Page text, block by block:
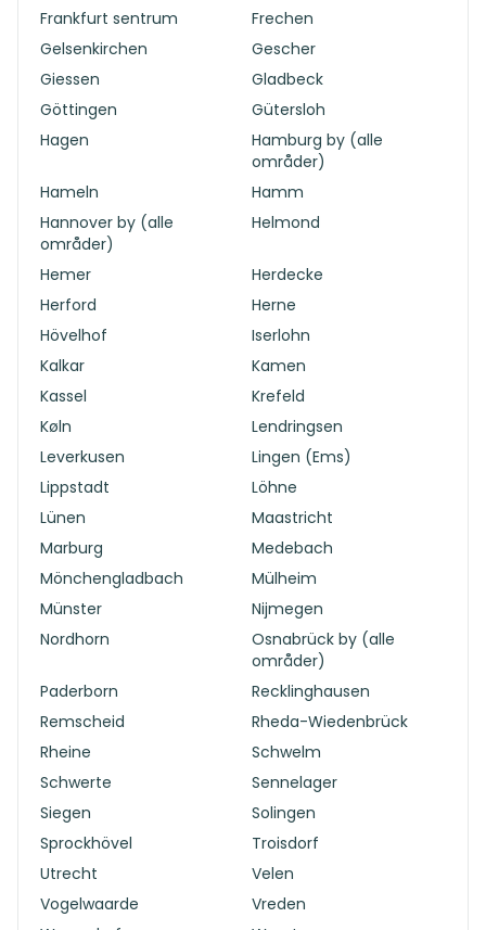
Frankfurt sentrum
Frechen
Gelsenkirchen
Gescher
Giessen
Gladbeck
Göttingen
Gütersloh
Hagen
Hamburg by (alle
områder)
Hameln
Hamm
Hannover by (alle
områder)
Helmond
Hemer
Herdecke
Herford
Herne
Hövelhof
Iserlohn
Kalkar
Kamen
Kassel
Krefeld
Køln
Lendringsen
Leverkusen
Lingen (Ems)
Lippstadt
Löhne
Lünen
Maastricht
Marburg
Medebach
Mönchengladbach
Mülheim
Münster
Nijmegen
Nordhorn
Osnabrück by (alle
områder)
Paderborn
Recklinghausen
Remscheid
Rheda-Wiedenbrück
Rheine
Schwelm
Schwerte
Sennelager
Siegen
Solingen
Sprockhövel
Troisdorf
Utrecht
Velen
Vogelwaarde
Vreden